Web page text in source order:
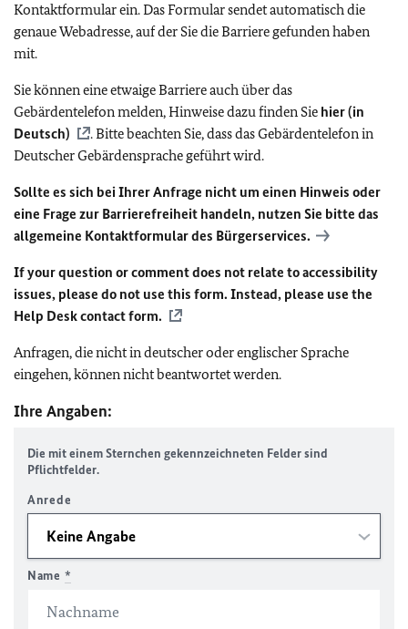
Kontaktformular ein. Das Formular sendet automatisch die
genaue Webadresse, auf der Sie die Barriere gefunden haben
mit.
Sie können eine etwaige Barriere auch über das
Gebärdentelefon melden, Hinweise dazu finden Sie hier (in
Deutsch)
. Bitte beachten Sie, dass das Gebärdentelefon in
Deutscher Gebärdensprache geführt wird.
Sollte es sich bei Ihrer Anfrage nicht um einen Hinweis oder
eine Frage zur Barrierefreiheit handeln, nutzen Sie bitte das
allgemeine Kontaktformular des Bürgerservices.
If your question or comment does not relate to accessibility
issues, please do not use this form. Instead, please use the
Help Desk contact form.
Anfragen, die nicht in deutscher oder englischer Sprache
eingehen, können nicht beantwortet werden.
Ihre Angaben:
Die mit einem Sternchen gekennzeichneten Felder sind
Pflichtfelder.
Anrede
Name *